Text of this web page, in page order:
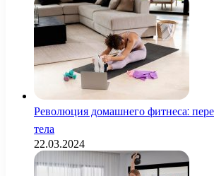
Революция домашнего фитнеса:
тела
22.03.2024